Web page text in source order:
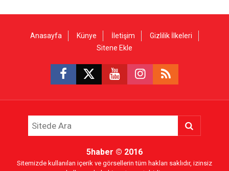
Anasayfa Künye İletişim
Gizlilik İlkeleri
Sitene Ekle
5haber © 2016
Sitemizde kullanılan içerik ve görsellerin tüm hakları saklıdır, izinsiz